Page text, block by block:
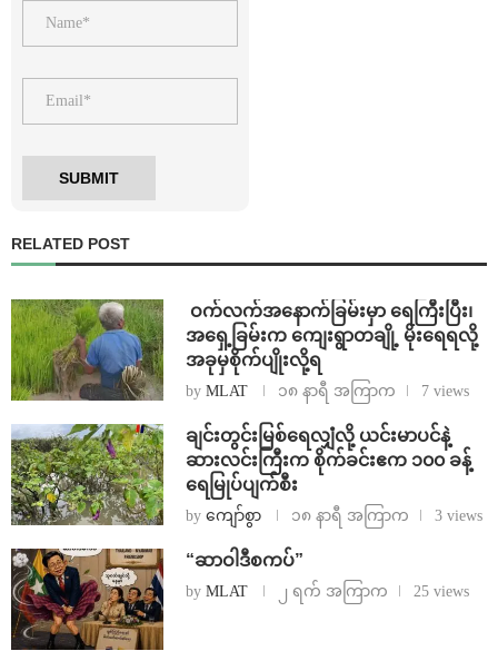
RELATED POST
⁩ ⁨ဝက်လက်အနောက်ခြမ်းမှာ ရေကြီးပြီး၊
အရှေ့ခြမ်းက ကျေးရွာတချို့ မိုးရေရလို့
အခုမှစိုက်ပျိုးလို့ရ
by MLAT ၁၈ နာရီ အကြာက 7 views
ချင်းတွင်းမြစ်ရေလျှံလို့ ယင်းမာပင်နဲ့
ဆားလင်းကြီးက စိုက်ခင်းဧက ၁၀၀ ခန့်
ရေမြုပ်ပျက်စီး
by ကျော်စွာ ၁၈ နာရီ အကြာက 3 views
“ဆာဝါဒီစကပ်”
by MLAT ၂ ရက် အကြာက 25 views